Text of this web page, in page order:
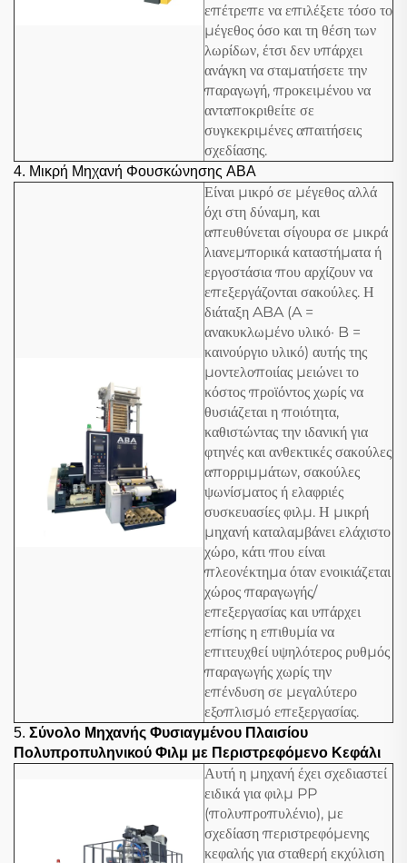
επέτρεπε να επιλέξετε τόσο το
μέγεθος όσο και τη θέση των
λωρίδων, έτσι δεν υπάρχει
ανάγκη να σταματήσετε την
παραγωγή, προκειμένου να
ανταποκριθείτε σε
συγκεκριμένες απαιτήσεις
σχεδίασης.
4. Μικρή Μηχανή Φουσκώνησης ABA
Είναι μικρό σε μέγεθος αλλά
όχι στη δύναμη, και
απευθύνεται σίγουρα σε μικρά
λιανεμπορικά καταστήματα ή
εργοστάσια που αρχίζουν να
επεξεργάζονται σακούλες. Η
διάταξη ABA (A =
ανακυκλωμένο υλικό· B =
καινούργιο υλικό) αυτής της
μοντελοποιίας μειώνει το
κόστος προϊόντος χωρίς να
θυσιάζεται η ποιότητα,
καθιστώντας την ιδανική για
φτηνές και ανθεκτικές σακούλες
απορριμμάτων, σακούλες
ψωνίσματος ή ελαφριές
συσκευασίες φιλμ. Η μικρή
μηχανή καταλαμβάνει ελάχιστο
χώρο, κάτι που είναι
πλεονέκτημα όταν ενοικιάζεται
χώρος παραγωγής/
επεξεργασίας και υπάρχει
επίσης η επιθυμία να
επιτευχθεί υψηλότερος ρυθμός
παραγωγής χωρίς την
επένδυση σε μεγαλύτερο
εξοπλισμό επεξεργασίας.
5. Σύνολο Μηχανής Φυσιαγμένου Πλαισίου
Πολυπροπυληνικού Φιλμ με Περιστρεφόμενο Κεφάλι
Αυτή η μηχανή έχει σχεδιαστεί
ειδικά για φιλμ PP
(πολυπροπυλένιο), με
σχεδίαση περιστρεφόμενης
κεφαλής για σταθερή εκχύλιση